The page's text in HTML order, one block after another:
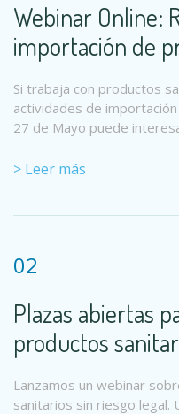
Webinar Online:
importación de
Si trabaja con productos
actividades de
27 de Mayo puede
> Leer más
02
Plazas abiertas
productos
Lanzamos un webinar
sanitarios sin riesgo